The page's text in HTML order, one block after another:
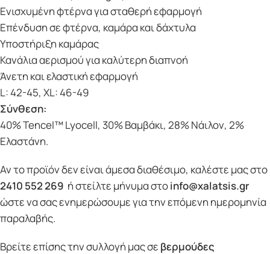
Ενισχυμένη φτέρνα για σταθερή εφαρμογή
Επένδυση σε φτέρνα, καμάρα και δάχτυλα
Υποστήριξη καμάρας
Κανάλια αερισμού για καλύτερη διαπνοή
Άνετη και ελαστική εφαρμογή
L: 42-45, XL: 46-49
Σύνθεση:
40% Tencel™ Lyocell, 30% Βαμβάκι, 28% Νάιλον, 2%
Ελαστάνη.
Αν το προϊόν δεν είναι άμεσα διαθέσιμο, καλέστε μας στο
2410 552 269 ή στείλτε μήνυμα στοinfo@xalatsis.gr
ώστε να σας ενημερώσουμε για την επόμενη ημερομηνία
παραλαβής.
Βρείτε επίσης την συλλογή μας σε βερμούδες